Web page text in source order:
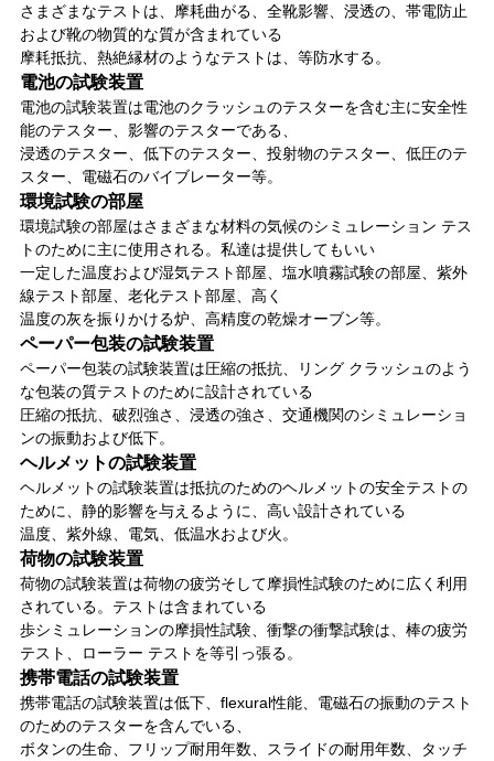
さまざまなテストは、摩耗曲がる、全靴影響、浸透の、帯電防止
および靴の物質的な質が含まれている
摩耗抵抗、熱絶縁材のようなテストは、等防水する。
電池の試験装置
電池の試験装置は電池のクラッシュのテスターを含む主に安全性
能のテスター、影響のテスターである、
浸透のテスター、低下のテスター、投射物のテスター、低圧のテ
スター、電磁石のバイブレーター等。
環境試験の部屋
環境試験の部屋はさまざまな材料の気候のシミュレーション テス
トのために主に使用される。私達は提供してもいい
一定した温度および湿気テスト部屋、塩水噴霧試験の部屋、紫外
線テスト部屋、老化テスト部屋、高く
温度の灰を振りかける炉、高精度の乾燥オーブン等。
ペーパー包装の試験装置
ペーパー包装の試験装置は圧縮の抵抗、リング クラッシュのよう
な包装の質テストのために設計されている
圧縮の抵抗、破烈強さ、浸透の強さ、交通機関のシミュレーショ
ンの振動および低下。
ヘルメットの試験装置
ヘルメットの試験装置は抵抗のためのヘルメットの安全テストの
ために、静的影響を与えるように、高い設計されている
温度、紫外線、電気、低温水および火。
荷物の試験装置
荷物の試験装置は荷物の疲労そして摩損性試験のために広く利用
されている。テストは含まれている
歩シミュレーションの摩損性試験、衝撃の衝撃試験は、棒の疲労
テスト、ローラー テストを等引っ張る。
携帯電話の試験装置
携帯電話の試験装置は低下、flexural性能、電磁石の振動のテスト
のためのテスターを含んでいる、
ボタンの生命、フリップ耐用年数、スライドの耐用年数、タッチ